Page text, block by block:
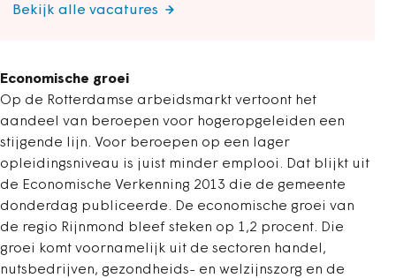
Bekijk alle vacatures
Economische groei
Op de Rotterdamse arbeidsmarkt vertoont het
aandeel van beroepen voor hogeropgeleiden een
stijgende lijn. Voor beroepen op een lager
opleidingsniveau is juist minder emplooi. Dat blijkt uit
de Economische Verkenning 2013 die de gemeente
donderdag publiceerde. De economische groei van
de regio Rijnmond bleef steken op 1,2 procent. Die
groei komt voornamelijk uit de sectoren handel,
nutsbedrijven, gezondheids- en welzijnszorg en de